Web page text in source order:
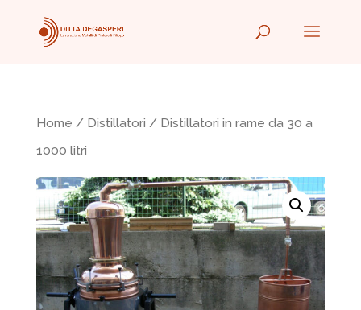
Home / Distillatori / Distillatori in rame da 30 a
1000 litri